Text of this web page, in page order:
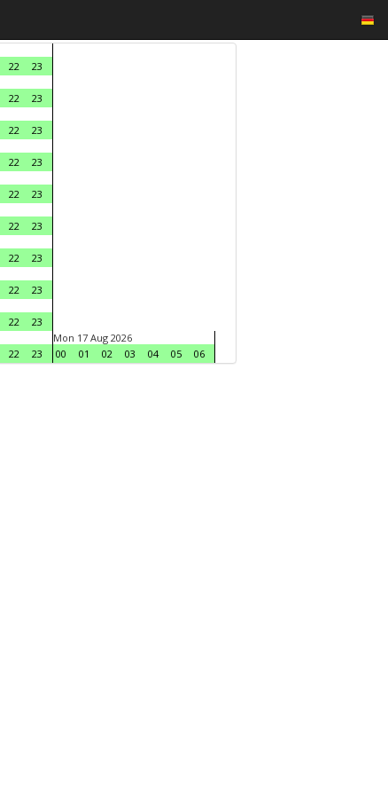
22
23
22
23
22
23
22
23
22
23
22
23
22
23
22
23
22
23
22 23
Mon 17 Aug 2026
00
01 02 03 04 05 06